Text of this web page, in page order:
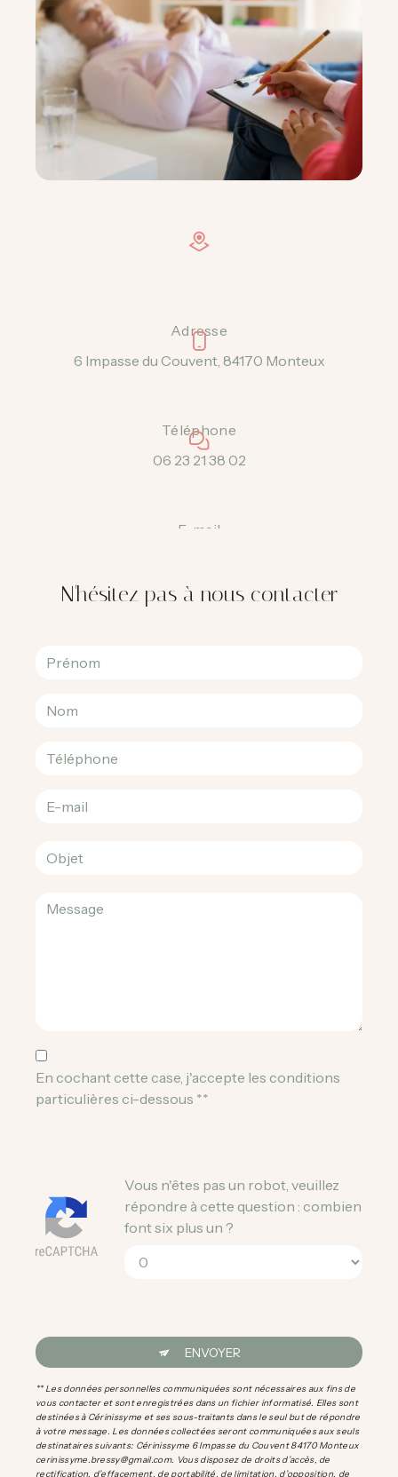
Adresse
6 Impasse du Couvent, 84170 Monteux
Téléphone
06 23 21 38 02
E-mail
N'hésitez pas à nous contacter
En cochant cette case, j'accepte les conditions
particulières ci-dessous **
Vous n'êtes pas un robot, veuillez
répondre à cette question : combien
font six plus un ?
ENVOYER
** Les données personnelles communiquées sont nécessaires aux fins de
vous contacter et sont enregistrées dans un fichier informatisé. Elles sont
destinées à Cérinissyme et ses sous-traitants dans le seul but de répondre
à votre message. Les données collectées seront communiquées aux seuls
destinataires suivants: Cérinissyme 6 Impasse du Couvent 84170 Monteux
cerinissyme.bressy@gmail.com. Vous disposez de droits d’accès, de
rectification, d’effacement, de portabilité, de limitation, d’opposition, de